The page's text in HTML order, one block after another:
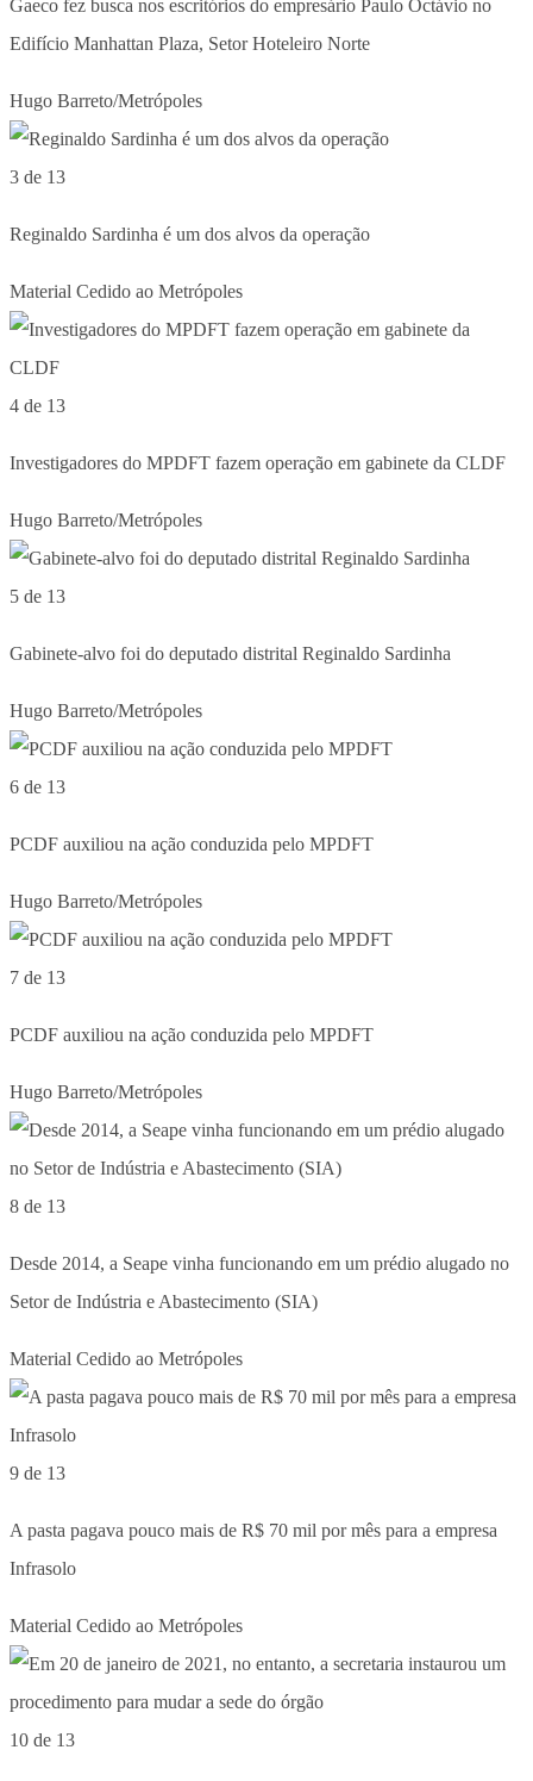
Gaeco fez busca nos escritórios do empresário Paulo Octávio no
Edifício Manhattan Plaza, Setor Hoteleiro Norte
Hugo Barreto/Metrópoles
3 de 13
Reginaldo Sardinha é um dos alvos da operação
Material Cedido ao Metrópoles
4 de 13
Investigadores do MPDFT fazem operação em gabinete da CLDF
Hugo Barreto/Metrópoles
5 de 13
Gabinete-alvo foi do deputado distrital Reginaldo Sardinha
Hugo Barreto/Metrópoles
6 de 13
PCDF auxiliou na ação conduzida pelo MPDFT
Hugo Barreto/Metrópoles
7 de 13
PCDF auxiliou na ação conduzida pelo MPDFT
Hugo Barreto/Metrópoles
8 de 13
Desde 2014, a Seape vinha funcionando em um prédio alugado no
Setor de Indústria e Abastecimento (SIA)
Material Cedido ao Metrópoles
9 de 13
A pasta pagava pouco mais de R$ 70 mil por mês para a empresa
Infrasolo
Material Cedido ao Metrópoles
10 de 13